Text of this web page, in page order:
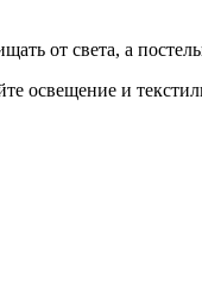
от света, а
и